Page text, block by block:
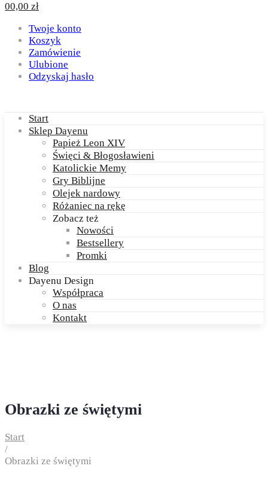
00,00 zł
Twoje konto
Koszyk
Zamówienie
Ulubione
Odzyskaj hasło
Start
Sklep Dayenu
Papież Leon XIV
Święci & Błogosławieni
Katolickie Memy
Gry Biblijne
Olejek nardowy
Różaniec na rękę
Zobacz też
Nowości
Bestsellery
Promki
Blog
Dayenu Design
Współpraca
O nas
Kontakt
Obrazki ze świętymi
Start
/
Obrazki ze świętymi